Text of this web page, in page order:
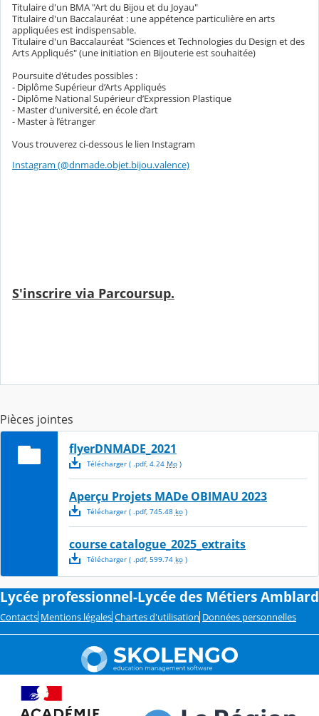
Titulaire d'un BMA "Art du Bijou et du Joyau"
Titulaire d'un Baccalauréat : une appétence particulière en arts
appliquées est indispensable.
Titulaire d'un Baccalauréat "Sciences et Technologies du Design et des
Arts Appliqués" (une initiation en Bijouterie est souhaitée)
Poursuite d'études possibles :
- Diplôme Supérieur d’Arts Appliqués
- Diplôme National Supérieur d’Expression Plastique
- Master d’université, en école d’art
- Master à l’étranger
Vous trouverez ci-dessous le lien Instagram
Instagram (@dnmade.objet.bijou.valence)
S'inscrire via Parcoursup.
Pièces jointes
flyerDNMADE_2021
Télécharger( .pdf, 4.24 Mo)
Aperçu Projets MADe OBIMAU 2023
Télécharger( .pdf, 745.48 ko)
course catalogue_2025_extraits
Télécharger( .pdf, 599.74 ko)
Lycée professionnel-Lycée des Métiers Amblard
Contacts Mentions légales Chartes d'utilisation Données personnelles